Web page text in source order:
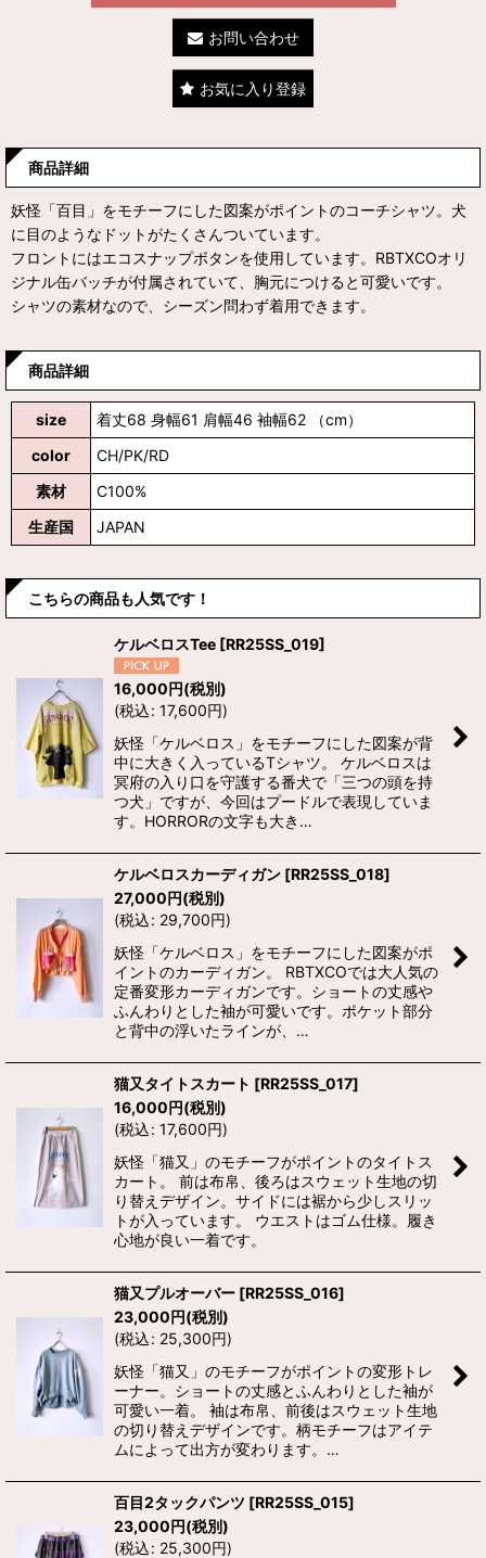
お問い合わせ
お気に入り登録
商品詳細
妖怪「百目」をモチーフにした図案がポイントのコーチシャツ。犬
に目のようなドットがたくさんついています。
フロントにはエコスナップボタンを使用しています。RBTXCOオリ
ジナル缶バッチが付属されていて、胸元につけると可愛いです。
シャツの素材なので、シーズン問わず着用できます。
商品詳細
size
着丈68 身幅61 肩幅46 袖幅62 （cm）
color
CH/PK/RD
素材
C100%
生産国
JAPAN
こちらの商品も人気です！
ケルベロスTee [RR25SS_019]
16,000円(税別)
(税込: 17,600円)
妖怪「ケルベロス」をモチーフにした図案が背
中に大きく入っているTシャツ。 ケルベロスは
冥府の入り口を守護する番犬で「三つの頭を持
つ犬」ですが、今回はプードルで表現していま
す。HORRORの文字も大き…
ケルベロスカーディガン [RR25SS_018]
27,000円(税別)
(税込: 29,700円)
妖怪「ケルベロス」をモチーフにした図案がポ
イントのカーディガン。 RBTXCOでは大人気の
定番変形カーディガンです。ショートの丈感や
ふんわりとした袖が可愛いです。ポケット部分
と背中の浮いたラインが、…
猫又タイトスカート [RR25SS_017]
16,000円(税別)
(税込: 17,600円)
妖怪「猫又」のモチーフがポイントのタイトス
カート。 前は布帛、後ろはスウェット生地の切
り替えデザイン。サイドには裾から少しスリッ
トが入っています。 ウエストはゴム仕様。履き
心地が良い一着です。
猫又プルオーバー [RR25SS_016]
23,000円(税別)
(税込: 25,300円)
妖怪「猫又」のモチーフがポイントの変形トレ
ーナー。ショートの丈感とふんわりとした袖が
可愛い一着。 袖は布帛、前後はスウェット生地
の切り替えデザインです。柄モチーフはアイテ
ムによって出方が変わります。…
百目2タックパンツ [RR25SS_015]
23,000円(税別)
(税込: 25,300円)